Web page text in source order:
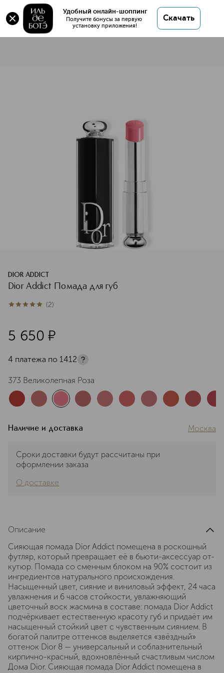
Удобный онлайн-шоппинг
Получите бонусы за первую
установку приложения!
Скачать
DIOR ADDICT
Dior Addict Помада для губ
5из 52 (2)
5 650 ¤
4 платежа по 1412
373 Великолепная Роза
Наличие и доставка Москва
Сроки доставки будут рассчитаны при
оформлении заказа
О доставке
Описание
Сияющая помада Dior Addict помещена в роскошный
футляр, который превращает её в бьюти-аксессуар от-
кутюр. Помада со сменным блоком на 90% состоит из
ингредиентов натурального происхождения.
Насыщенный цвет, сияние и виниловый эффект, 24 часа
увлажнения и 6 часов стойкости, увлажняющий
цветочный воск жасмина в составе: помада Dior Addict
подчёркивает естественную красоту губ и придаёт им
насыщенный стойкий цвет с чувственным сиянием. В
богатой палитре оттенков выделяется «звёздный»
оттенок Dior 8 — универсальный и соблазнительный
кирпично-красный, вдохновлённый счастливым числом
Дома Dior. Сияющая помада Dior Addict помещена в